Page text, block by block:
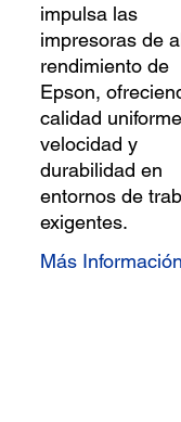
impulsa las
impresoras de
rendimiento de
Epson,
calidad
velocidad y
durabilidad en
entornos de
exigentes.
Más Información